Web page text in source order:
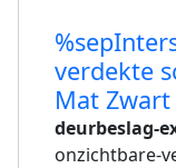
verdekte
Mat
deurbeslag-
onzichtbare-